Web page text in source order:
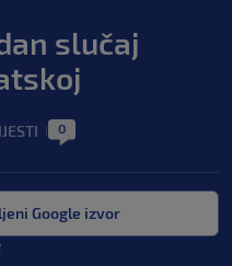
slučaj
0
Google izvor